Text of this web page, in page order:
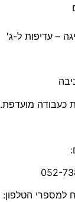
– עדיפות ל-ג'
כעבודה מועדפת.
למספרי הטלפון: